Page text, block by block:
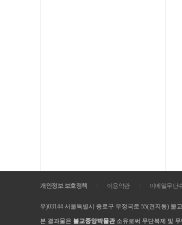
개인정보 보호정책 이용약관 이메일무단
우)03144 서울특별시 종로구 우정국로 55(견지동)
본 결과물은 불교중앙박물관소유로써 무단복제 및